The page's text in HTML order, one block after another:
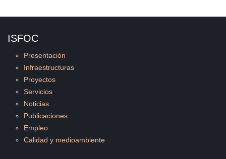
ISFOC
Presentación
Infraestructuras
Proyectos
Servicios
Noticias
Publicaciones
Empleo
Calidad y medioambiente